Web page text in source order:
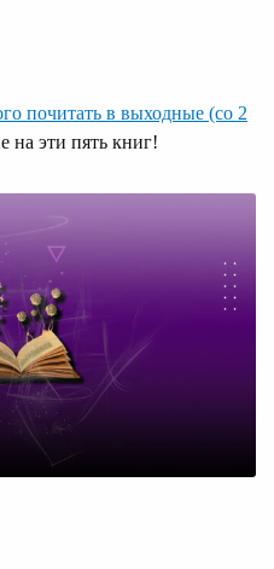
почитать в выходные (со 2
на эти пять книг!